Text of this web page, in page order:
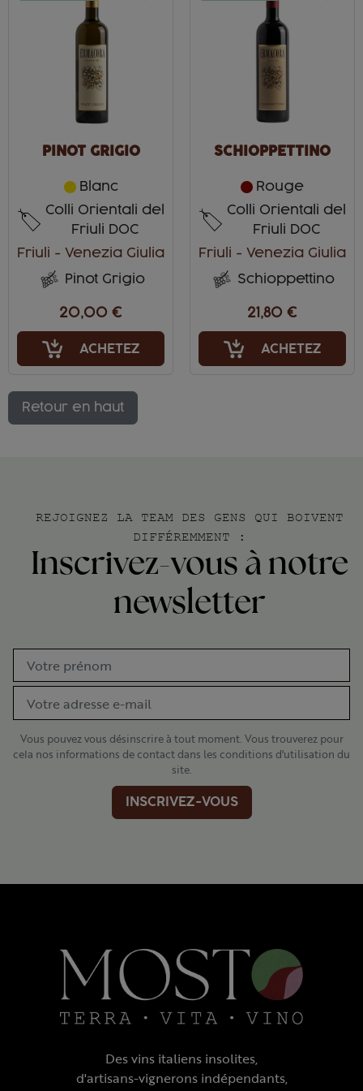
PINOT GRIGIO
Blanc
Colli Orientali del
Friuli DOC
Friuli - Venezia Giulia
Pinot Grigio
20,00 €
ACHETEZ
SCHIOPPETTINO
Rouge
Colli Orientali del
Friuli DOC
Friuli - Venezia Giulia
Schioppettino
21,80 €
ACHETEZ
Retour en haut
REJOIGNEZ LA TEAM DES GENS QUI BOIVENT
DIFFÉREMMENT :
Inscrivez-vous à notre
newsletter
Vous pouvez vous désinscrire à tout moment. Vous trouverez pour
cela nos informations de contact dans les conditions d'utilisation du
site.
INSCRIVEZ-VOUS
Des vins italiens insolites,
d'artisans-vignerons indépendants,